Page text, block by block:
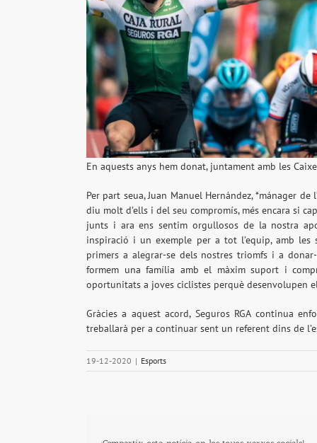
En aquests anys hem donat, juntament amb les
Per part seua, Juan Manuel Hernández, *mánager
diu molt d’ells i del seu compromís, més encara si
junts i ara ens sentim orgullosos de la nostra
inspiració i un exemple per a tot l’equip, amb
primers a alegrar-se dels nostres triomfs i a
formem una família amb el màxim suport i
oportunitats a joves ciclistes perquè desenvolupen
Gràcies a aquest acord, Seguros RGA continua
treballarà per a continuar sent un referent dins de
19-12-2020 | Esports